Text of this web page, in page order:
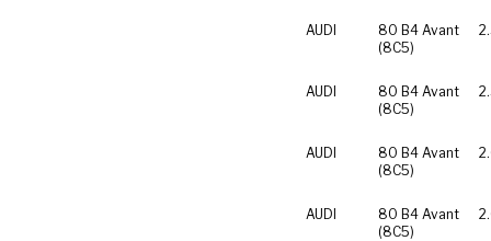
AUDI
80 B4 Avant
(8C5)
AUDI
80 B4 Avant
(8C5)
AUDI
80 B4 Avant
(8C5)
AUDI
80 B4 Avant
(8C5)